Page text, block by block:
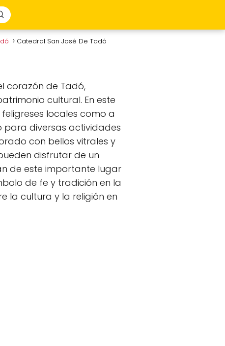
Catedral San José De Tadó
corazón de Tadó,
cultural. En este
locales como a
para diversas actividades
con bellos vitrales y
disfrutar de un
de este importante lugar
de fe y tradición en la
la cultura y la religión en